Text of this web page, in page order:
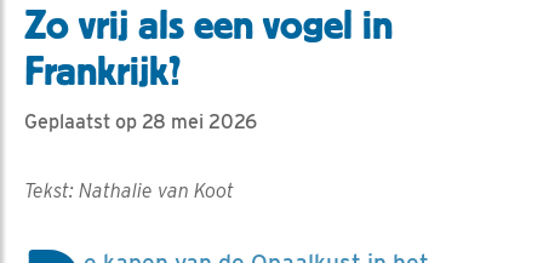
Zo vrij als een vogel in
Frankrijk?
Geplaatst op 28 mei 2026
Tekst: Nathalie van Koot